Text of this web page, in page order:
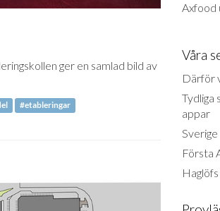
ger en samlad bild av
#etableringar
Axfood
Våra
Därför
Tydliga
appar
Första